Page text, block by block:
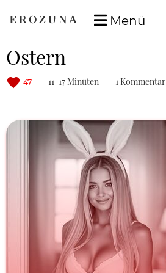
Menü
Ostern
47 11-17 Minuten 1 Kommentar